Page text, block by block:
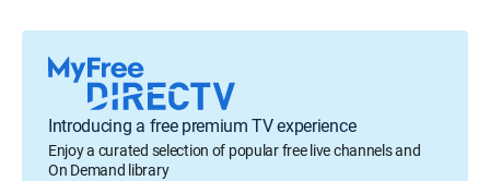
Introducing a free premium TV experience
Enjoy a curated selection of popular free live channels and
On Demand library